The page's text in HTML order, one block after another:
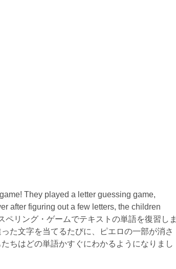
They played a letter guessing game,
after figuring out a few letters, the children
リング・ゲームでテキストの単語を復習しま
た文字を当てるたびに、ピエロの一部が消さ
ちはどの単語かすぐにわかるようになりまし